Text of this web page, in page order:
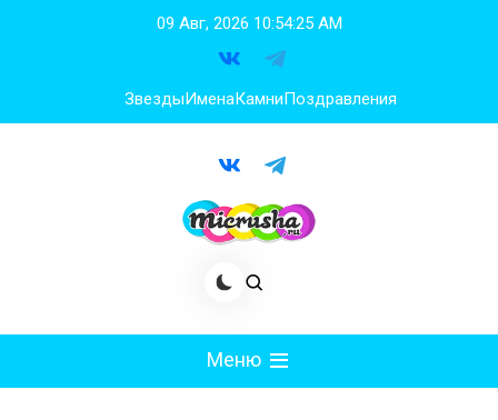
09 Авг, 2026 10:54:26 AM
ЗвездыИменаКамниПоздравления
Меню